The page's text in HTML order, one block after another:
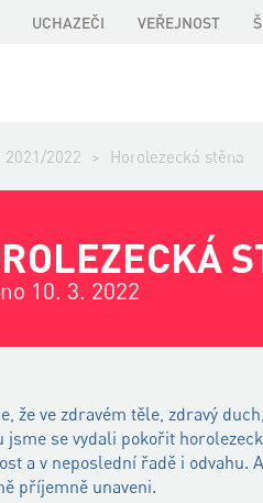
UCHAZEČI VEŘEJNOST
2021/2022 > Horolezecká stěna
10. 3. 2022
že ve zdravém těle, zdravý
jsme se vydali pokořit
a v neposlední řadě i odvahu.
příjemně unaveni.